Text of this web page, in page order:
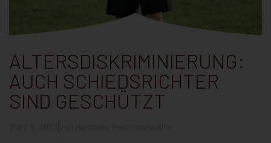
ALTERSDISKRIMINIERUNG:
AUCH SCHIEDSRICHTER
SIND GESCHÜTZT